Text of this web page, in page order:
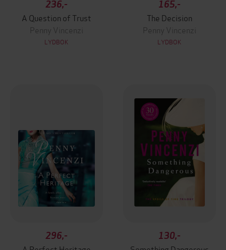
236,-
A Question of Trust
Penny Vincenzi
LYDBOK
165,-
The Decision
Penny Vincenzi
LYDBOK
296,-
130,-